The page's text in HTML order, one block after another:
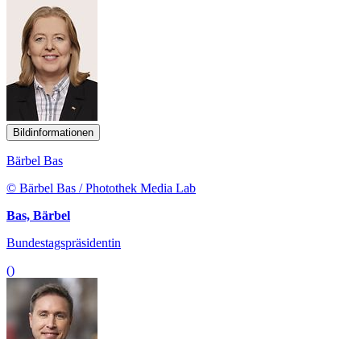
Bildinformationen
Bärbel Bas
© Bärbel Bas / Photothek Media Lab
Bas, Bärbel
Bundestagspräsidentin
()